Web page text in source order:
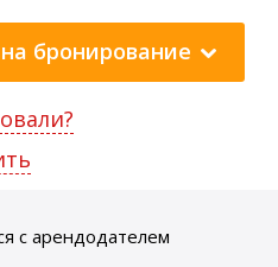
бронирование
с арендодателем